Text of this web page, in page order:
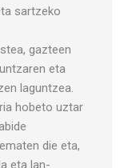
sartzeko
gazteen
eta
laguntzea.
hobeto uztar
die eta,
eta lan-